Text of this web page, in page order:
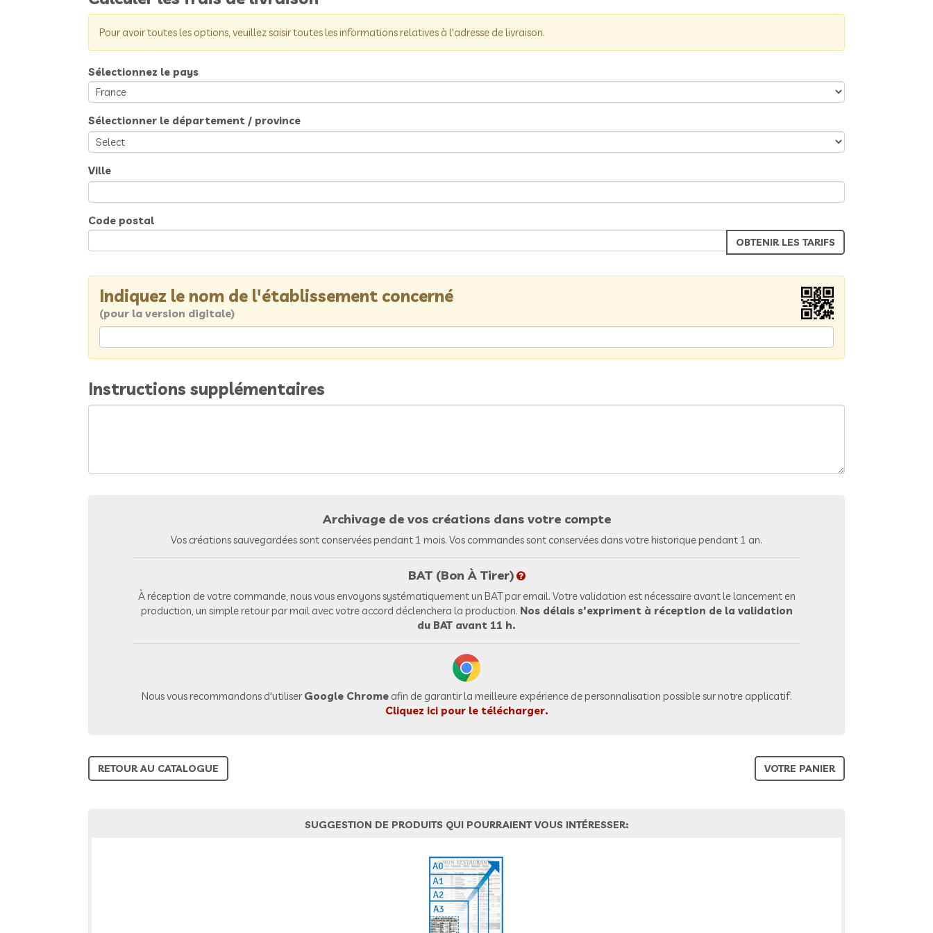
Pour avoir toutes les options, veuillez saisir toutes les informations relatives à l'adresse de livraison.
Sélectionnez le pays
Sélectionner le département / province
Ville
Code postal
Indiquez le nom de l'établissement concerné
(pour la version digitale)
Instructions supplémentaires
Archivage de vos créations dans votre compte
Vos créations sauvegardées sont conservées pendant 1 mois. Vos commandes sont conservées dans votre historique pendant 1 an.
BAT (Bon À Tirer)
À réception de votre commande, nous vous envoyons systématiquement un BAT par email. Votre validation est nécessaire avant le lancement en
production, un simple retour par mail avec votre accord déclenchera la production. Nos délais s’expriment à réception de la validation
du BAT avant 11 h.
Nous vous recommandons d'utiliserGoogle Chromeafin de garantir la meilleure expérience de personnalisation possible sur notre applicatif.
Cliquez ici pour le télécharger.
RETOUR AU CATALOGUE VOTRE PANIER
SUGGESTION DE PRODUITS QUI POURRAIENT VOUS INTÉRESSER: